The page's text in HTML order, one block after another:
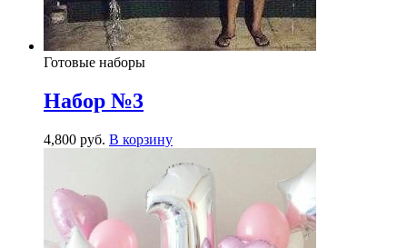
Готовые наборы
Набор №3
4,800 руб. В корзину